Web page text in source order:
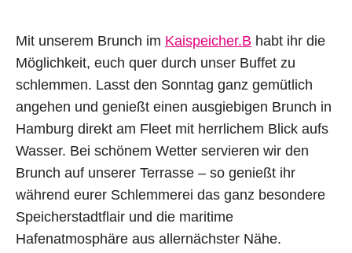
ONLINE-TICKETS:
BRUNCH
Mit unserem Brunch im Kaispeicher.B habt ihr die
Möglichkeit, euch quer durch unser Buffet zu
schlemmen. Lasst den Sonntag ganz gemütlich
angehen und genießt einen ausgiebigen Brunch in
Hamburg direkt am Fleet mit herrlichem Blick aufs
Wasser. Bei schönem Wetter servieren wir den
Brunch auf unserer Terrasse – so genießt ihr
während eurer Schlemmerei das ganz besondere
Speicherstadtflair und die maritime
Hafenatmosphäre aus allernächster Nähe.